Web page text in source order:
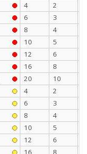
4 2
6 3
8 4
10 5
12 6
16 8
20 10
4 2
6 3
8 4
10 5
12 6
16 8